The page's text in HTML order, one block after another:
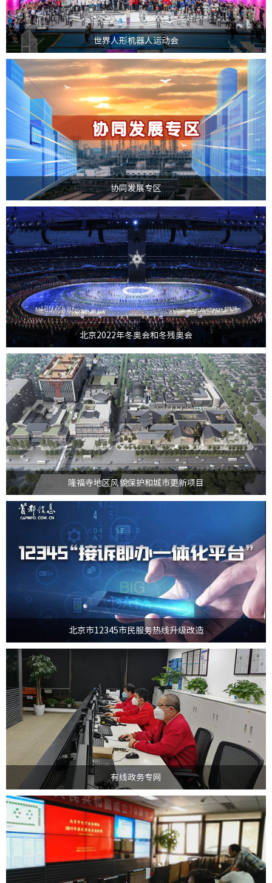
世界人形机器人运动会
>
协同发展专区
为扎实推进新一轮国企改革深化提升行动，促进国有企业与民营企业协同发
展，北交所打造"协同发展专区"，为国有企业和民营企业在...
>
北京2022年冬奥会和冬残奥会
2022年北京冬奥会和冬残奥会举办期间，国家体育场（鸟巢）承担了4场开闭
幕式任务，成为世界上唯一一座既举办过夏奥会和夏残...
>
隆福寺地区风貌保护和城市更新项目
2012年8月，北京国资公司与东城区委区政府合作，启动隆福寺地区风貌保护
和城市更新项目，共同成立了由北京国资公司控股70...
>
北京市12345市民服务热线升级改造
首都信息发展股份有限公司集中“智慧科技”资源支持首都“智慧民生”建
设，精心打造北京市12345市民服务热线升级改造项目，...
>
有线政务专网
有线政务专网始建于2001年，由首都信息发展股份有限公司建设运维。有线
政务专网为国家机关和政府部门、公益用户以及服务民生...
>
“十二五”期间，由北京市政府统筹，首都信息公司投资承建的北京市
1.4GHz宽带集群网，被列入北京市信息化基础设施重点建设...